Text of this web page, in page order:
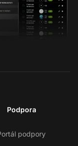
Podpora
podpory